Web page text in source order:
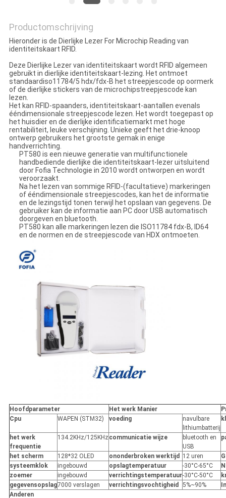
Productomschrijving
Hieronder is de Dierlijke Lezer For Microchip Reading van
identiteitskaart RFID.
Deze Dierlijke Lezer van identiteitskaart wordt RFID algemeen
gebruikt in dierlijke identiteitskaart-lezing. Het ontmoet
standaardiso11784/5 hdx/fdx-B het streepjescode op oormerk
of de dierlijke stickers van de microchipstreepjescode kan
lezen.
Het kan RFID-spaanders, identiteitskaart-aantallen evenals
ééndimensionale streepjescode lezen. Het wordt toegepast op
het huisdier en de dierlijke identificatiemarkt met hoge
rentabiliteit, leuke verschijning. Unieke geeft het drie-knoop
ontwerp gebruikers het grootste gemak in enige
handverrichting.
PT580 is een nieuwe generatie van multifunctionele
handbediende dierlijke die identiteitskaart-lezer uitsluitend
door Fofia Technologie in 2010 wordt ontworpen en wordt
veroorzaakt.
Na het lezen van sommige RFID-(facultatieve) markeringen
of ééndimensionale streepjescodes, kan het de informatie
en de lezingstijd tonen terwijl het opslaan van gegevens. De
gebruiker kan de informatie aan PC door USB automatisch
doorgeven en bluetooth.
PT580 kan alle markeringen lezen die ISO11784 fdx-B, ID64
en de normen en de streepjescode van HDX ontmoeten.
Hoofdparameter Het werk Manier
Cpu
WAPEN (STM32) voeding
navulbare
lithiumbatterij
het werk
frequentie
134.2KHz/125KHzcommunicatie wijze
bluetooth en
USB
het scherm 128*32 OLED ononderbroken werktijd 12 uren
systeemklok
ingebouwd opslagtemperatuur -30°C-65°C
zoemer
ingebouwd verrichtingstemperatuur-30°C-50°C
gegevensopslag7000 verslagen verrichtingsvochtigheid 5%~90%
Anderen